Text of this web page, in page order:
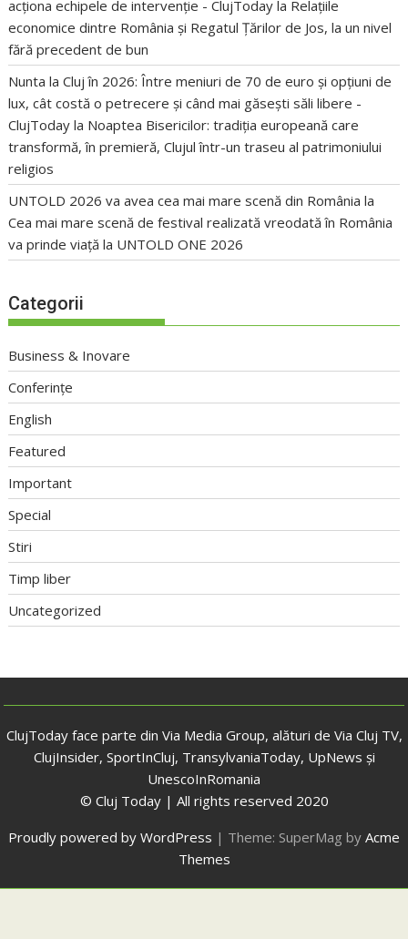
acționa echipele de intervenție - ClujToday la Relațiile
economice dintre România și Regatul Țărilor de Jos, la un nivel
fără precedent de bun
Nunta la Cluj în 2026: Între meniuri de 70 de euro și opțiuni de
lux, cât costă o petrecere și când mai găsești săli libere -
ClujToday la Noaptea Bisericilor: tradiția europeană care
transformă, în premieră, Clujul într-un traseu al patrimoniului
religios
UNTOLD 2026 va avea cea mai mare scenă din România la
Cea mai mare scenă de festival realizată vreodată în România
va prinde viață la UNTOLD ONE 2026
Categorii
Business & Inovare
Conferințe
English
Featured
Important
Special
Stiri
Timp liber
Uncategorized
ClujToday face parte din Via Media Group, alături de Via Cluj TV,
ClujInsider, SportInCluj, TransylvaniaToday, UpNews și
UnescoInRomania
© Cluj Today | All rights reserved 2020
Proudly powered by WordPress | Theme: SuperMag by Acme
Themes